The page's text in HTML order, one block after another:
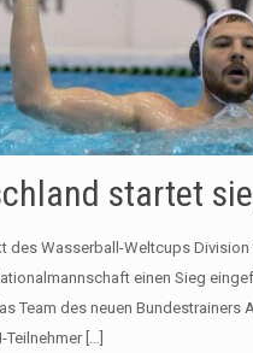
startet
des Wasserball-Weltcups Division
einen Sieg
Team des neuen Bundestrainers
Teilnehmer[…]